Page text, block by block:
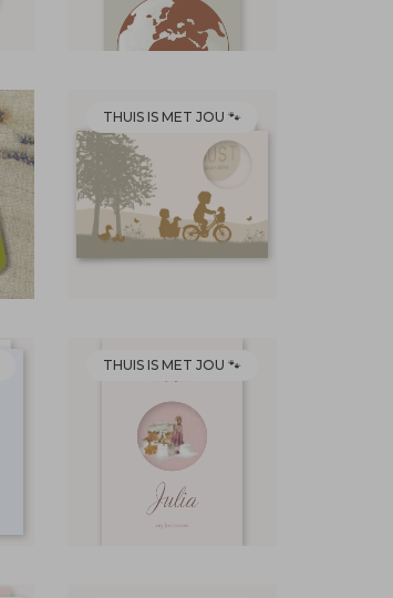
THUIS IS MET JOU 🐾
THUIS IS MET JOU 🐾